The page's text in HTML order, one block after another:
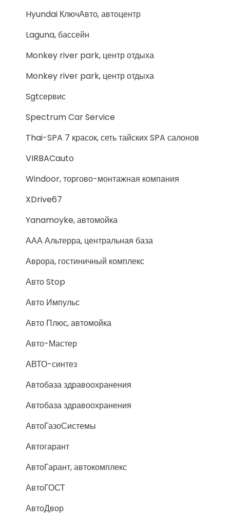
Hyundai КлючАвто, автоцентр
Laguna, бассейн
Monkey river park, центр отдыха
Monkey river park, центр отдыха
Sgtсервис
Spectrum Car Service
Thai-SPA 7 красок, сеть тайских SPA салонов
VIRBACauto
Windoor, торгово-монтажная компания
XDrive67
Yanamoyke, автомойка
ААА Альтерра, центральная база
Аврора, гостиничный комплекс
Авто Stop
Авто Импульс
Авто Плюс, автомойка
Авто-Мастер
АВТО-синтез
Автобаза здравоохранения
Автобаза здравоохранения
АвтоГазоСистемы
Автогарант
АвтоГарант, автокомплекс
АвтоГОСТ
АвтоДвор